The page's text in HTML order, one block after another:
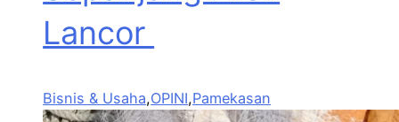
Lancor
Bisnis & Usaha,OPINI,Pamekasan